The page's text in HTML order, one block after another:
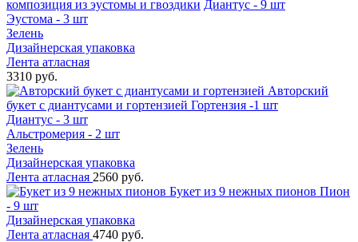
композиция из эустомы и гвоздики Диантус - 9 шт
Эустома - 3 шт
Зелень
Дизайнерская упаковка
Лента атласная
3310 руб.
Авторский
букет с диантусами и гортензией Гортензия -1 шт
Диантус - 3 шт
Альстромерия - 2 шт
Зелень
Дизайнерская упаковка
Лента атласная 2560 руб.
Букет из 9 нежных пионов Пион
- 9 шт
Дизайнерская упаковка
Лента атласная 4740 руб.